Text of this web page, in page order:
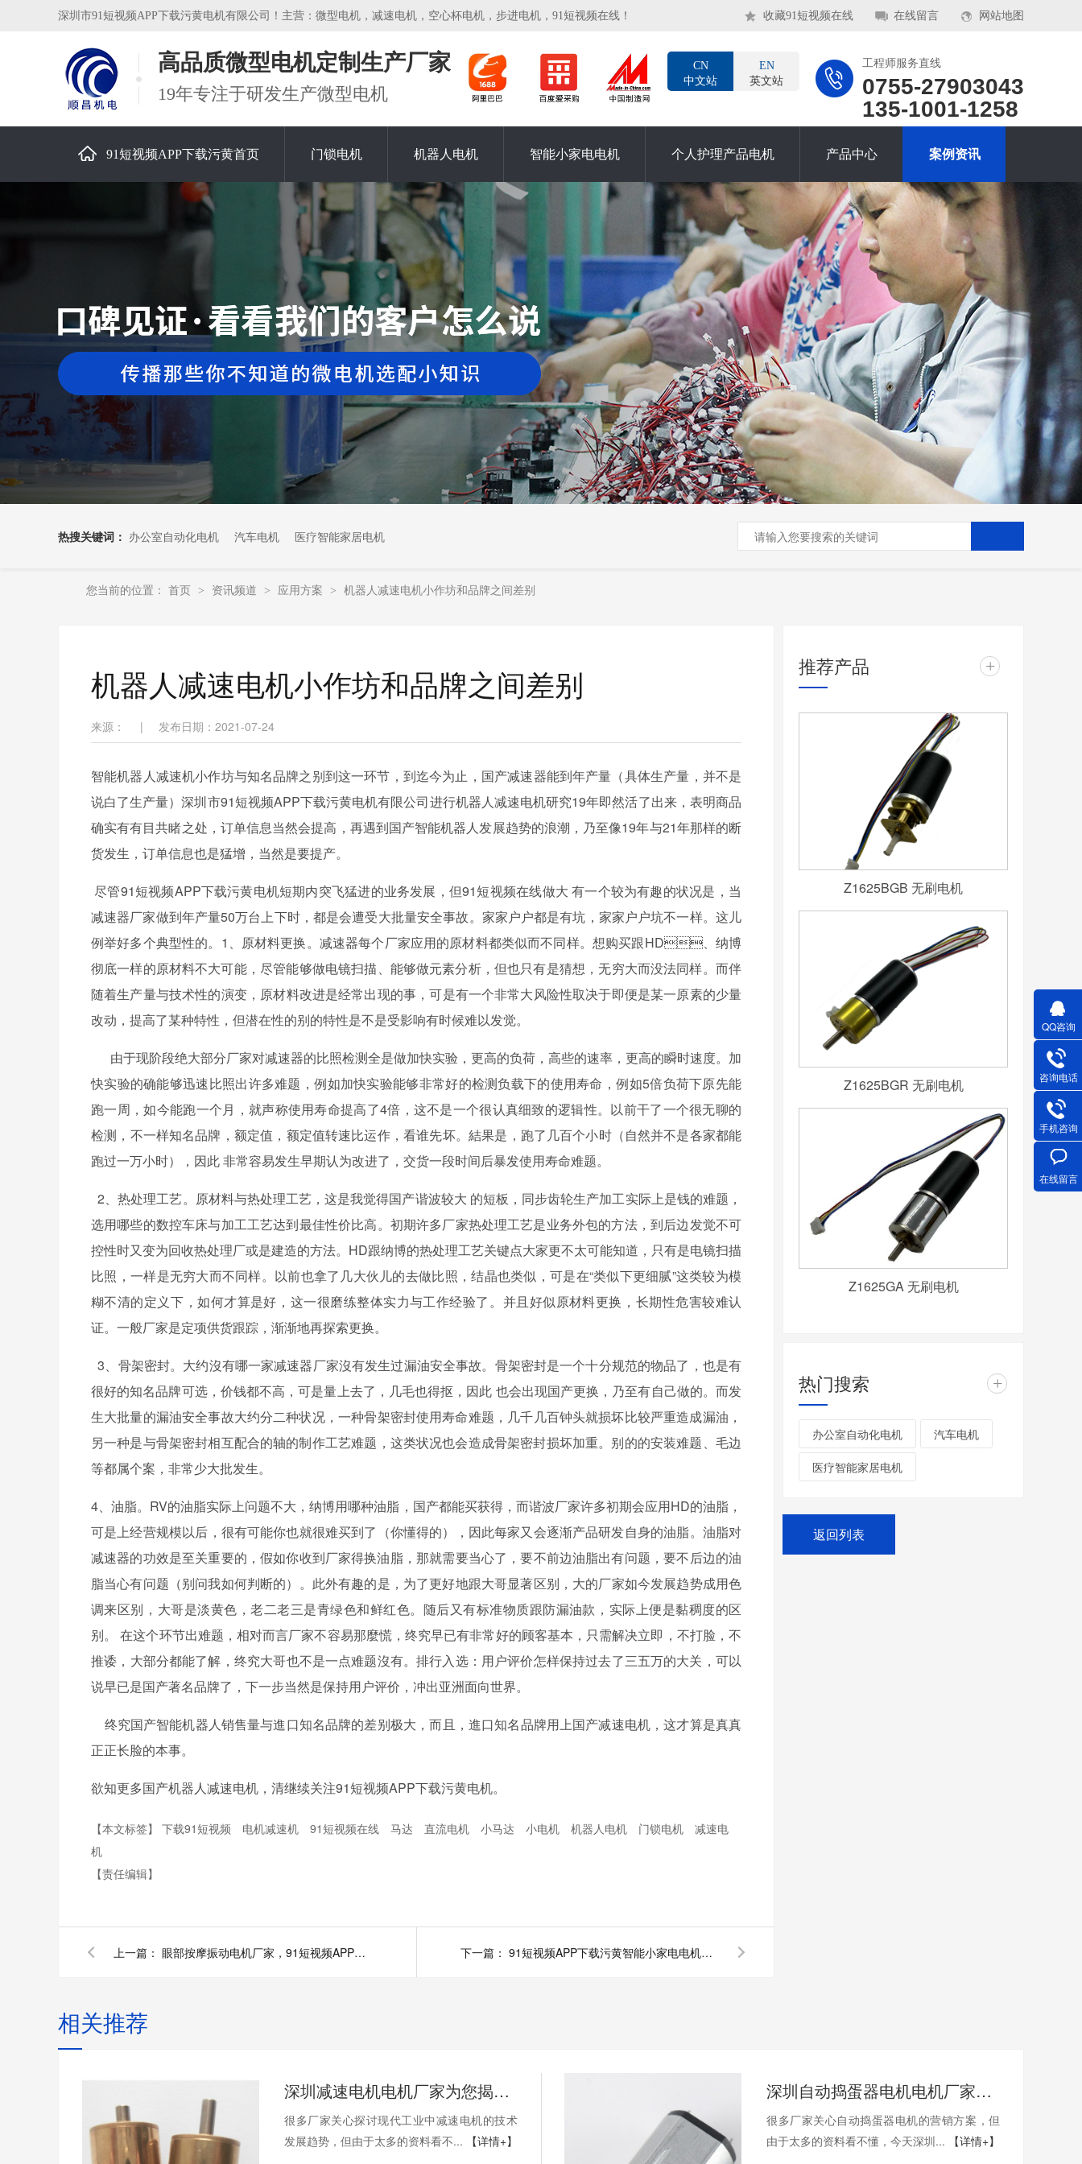
收藏91短视频在线 在线留言 网站地图
深圳市91短视频APP下载污黄电机有限公司！主营：微型电机，减速电机，空心杯电机，步进电机，91短视频在线！
高品质微型电机定制生产厂家
19年专注于研发生产微型电机
工程师服务直线
0755-27903043
135-1001-1258
CN
中文站
EN
英文站
91短视频APP下载污黄首页 门锁电机 机器人电机 智能小家电电机 个人护理产品电机 产品中心 案例资讯
关于91短视频APP下载污黄
热搜关键词： 办公室自动化电机 汽车电机 医疗智能家居电机
您当前的位置： 首页 > 资讯频道 > 应用方案 > 机器人减速电机小作坊和品牌之间差别
机器人减速电机小作坊和品牌之间差别
来源： | 发布日期：2021-07-24
智能机器人减速机小作坊与知名品牌之别到这一环节，到迄今为止，国产减速器能到年产量（具体生产量，并不是
说白了生产量）深圳市91短视频APP下载污黄电机有限公司进行机器人减速电机研究19年即然活了出来，表明商品
确实有有目共睹之处，订单信息当然会提高，再遇到国产智能机器人发展趋势的浪潮，乃至像19年与21年那样的断
货发生，订单信息也是猛增，当然是要提产。
尽管91短视频APP下载污黄电机短期内突飞猛进的业务发展，但91短视频在线做大 有一个较为有趣的状况是，当
减速器厂家做到年产量50万台上下时，都是会遭受大批量安全事故。家家户户都是有坑，家家户户坑不一样。这儿
例举好多个典型性的。1、原材料更换。减速器每个厂家应用的原材料都类似而不同样。想购买跟HD、纳博
彻底一样的原材料不大可能，尽管能够做电镜扫描、能够做元素分析，但也只有是猜想，无穷大而没法同样。而伴
随着生产量与技术性的演变，原材料改进是经常出现的事，可是有一个非常大风险性取决于即便是某一原素的少量
改动，提高了某种特性，但潜在性的别的特性是不是受影响有时候难以发觉。
由于现阶段绝大部分厂家对减速器的比照检测全是做加快实验，更高的负荷，高些的速率，更高的瞬时速度。加
快实验的确能够迅速比照出许多难题，例如加快实验能够非常好的检测负载下的使用寿命，例如5倍负荷下原先能
跑一周，如今能跑一个月，就声称使用寿命提高了4倍，这不是一个很认真细致的逻辑性。以前干了一个很无聊的
检测，不一样知名品牌，额定值，额定值转速比运作，看谁先坏。結果是，跑了几百个小时（自然并不是各家都能
跑过一万小时），因此 非常容易发生早期认为改进了，交货一段时间后暴发使用寿命难题。
2、热处理工艺。原材料与热处理工艺，这是我觉得国产谐波较大 的短板，同步齿轮生产加工实际上是钱的难题，
选用哪些的数控车床与加工工艺达到最佳性价比高。初期许多厂家热处理工艺是业务外包的方法，到后边发觉不可
控性时又变为回收热处理厂或是建造的方法。HD跟纳博的热处理工艺关键点大家更不太可能知道，只有是电镜扫描
比照，一样是无穷大而不同样。以前也拿了几大伙儿的去做比照，结晶也类似，可是在“类似下更细腻”这类较为模
糊不清的定义下，如何才算是好，这一很磨练整体实力与工作经验了。并且好似原材料更换，长期性危害较难认
证。一般厂家是定项供货跟踪，渐渐地再探索更换。
3、骨架密封。大约沒有哪一家减速器厂家沒有发生过漏油安全事故。骨架密封是一个十分规范的物品了，也是有
很好的知名品牌可选，价钱都不高，可是量上去了，几毛也得抠，因此 也会出现国产更换，乃至有自己做的。而发
生大批量的漏油安全事故大约分二种状况，一种骨架密封使用寿命难题，几千几百钟头就损坏比较严重造成漏油，
另一种是与骨架密封相互配合的轴的制作工艺难题，这类状况也会造成骨架密封损坏加重。别的的安装难题、毛边
等都属个案，非常少大批发生。
4、油脂。RV的油脂实际上问题不大，纳博用哪种油脂，国产都能买获得，而谐波厂家许多初期会应用HD的油脂，
可是上经营规模以后，很有可能你也就很难买到了（你懂得的），因此每家又会逐渐产品研发自身的油脂。油脂对
减速器的功效是至关重要的，假如你收到厂家得换油脂，那就需要当心了，要不前边油脂出有问题，要不后边的油
脂当心有问题（别问我如何判断的）。此外有趣的是，为了更好地跟大哥显著区别，大的厂家如今发展趋势成用色
调来区别，大哥是淡黄色，老二老三是青绿色和鲜红色。随后又有标准物质跟防漏油款，实际上便是黏稠度的区
别。 在这个环节出难题，相对而言厂家不容易那麼慌，终究早已有非常好的顾客基本，只需解决立即，不打脸，不
推诿，大部分都能了解，终究大哥也不是一点难题沒有。排行入选：用户评价怎样保持过去了三五万的大关，可以
说早已是国产著名品牌了，下一步当然是保持用户评价，冲出亚洲面向世界。
终究国产智能机器人销售量与進口知名品牌的差别极大，而且，進口知名品牌用上国产减速电机，这才算是真真
正正长脸的本事。
欲知更多国产机器人减速电机，清继续关注91短视频APP下载污黄电机。
【本文标签】 下载91短视频 电机减速机 91短视频在线 马达 直流电机 小马达 小电机 机器人电机 门锁电机
减速电
机
【责任编辑】
上一篇： 眼部按摩振动电机厂家，91短视频APP下载污黄电机 下一篇： 91短视频APP下载污黄智能小家电电机应用分享
推荐产品 +
Z1625BGB 无刷电机
Z1625BGR 无刷电机
Z1625GA 无刷电机
热门搜索 +
办公室自动化电机 汽车电机
医疗智能家居电机
返回列表
相关推荐
深圳减速电机电机厂家为您揭秘:探讨现代工业中减速电机的技术发展趋势
很多厂家关心探讨现代工业中减速电机的技术
发展趋势，但由于太多的资料看不...
【详情+】
深圳自动捣蛋器电机电机厂家为您揭秘:自动捣蛋器电机的营销方案
很多厂家关心自动捣蛋器电机的营销方案，但
由于太多的资料看不懂，今天深圳...
【详情+】
QQ咨询
咨询电话
手机咨询
在线留言